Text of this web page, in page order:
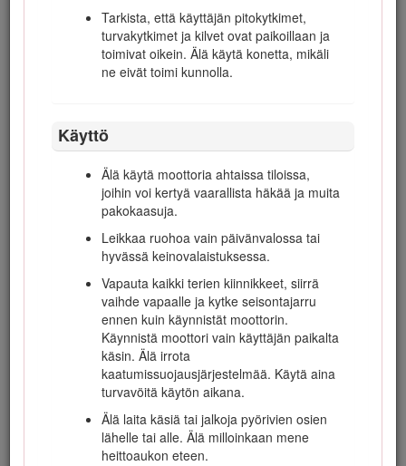
Tarkista, että käyttäjän pitokytkimet,
turvakytkimet ja kilvet ovat paikoillaan ja
toimivat oikein. Älä käytä konetta, mikäli
ne eivät toimi kunnolla.
Käyttö
Älä käytä moottoria ahtaissa tiloissa,
joihin voi kertyä vaarallista häkää ja muita
pakokaasuja.
Leikkaa ruohoa vain päivänvalossa tai
hyvässä keinovalaistuksessa.
Vapauta kaikki terien kiinnikkeet, siirrä
vaihde vapaalle ja kytke seisontajarru
ennen kuin käynnistät moottorin.
Käynnistä moottori vain käyttäjän paikalta
käsin. Älä irrota
kaatumissuojausjärjestelmää. Käytä aina
turvavöitä käytön aikana.
Älä laita käsiä tai jalkoja pyörivien osien
lähelle tai alle. Älä milloinkaan mene
heittoaukon eteen.
Turvaohjeet
standardien mukaisesti.
Koneen virheellinen käyttö tai huolto voi aiheuttaa
tapaturman. Vähennä loukkaantumisriskiä
noudattamalla näitä turvallisuusohjeita ja huomioimalla
aina varoitusmerkki, joka tarkoittaa varoitusta, vaaraa
tai hengenvaaraa – henkilöturvallisuusohjeet. Ohjeiden
noudattamatta jättäminen saattaa johtaa
Important: Lisätietoja CE-määräysten edellyttämistä
tiedoista on koneen mukana toimitetussa
vaatimustenmukaisuusvakuutuksessa.
Turvalliset käyttötavat
Koulutus